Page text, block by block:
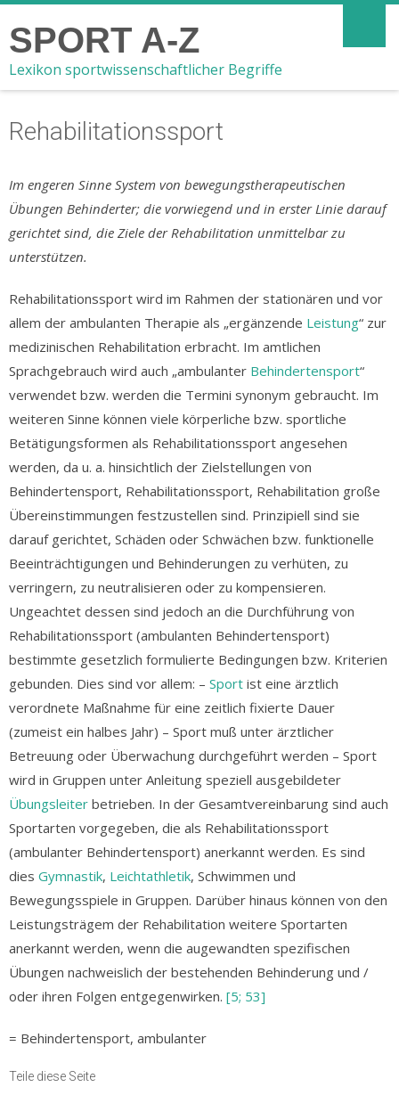
SPORT A-Z
Lexikon sportwissenschaftlicher Begriffe
Rehabilitationssport
Im engeren Sinne System von bewegungstherapeutischen
Übungen Behinderter; die vorwiegend und in erster Linie darauf
gerichtet sind, die Ziele der Rehabilitation unmittelbar zu
unterstützen.
Rehabilitationssport wird im Rahmen der stationären und vor
allem der ambulanten Therapie als „ergänzende Leistung“ zur
medizinischen Rehabilitation erbracht. Im amtlichen
Sprachgebrauch wird auch „ambulanter Behindertensport“
verwendet bzw. werden die Termini synonym gebraucht. Im
weiteren Sinne können viele körperliche bzw. sportliche
Betätigungsformen als Rehabilitationssport angesehen
werden, da u. a. hinsichtlich der Zielstellungen von
Behindertensport, Rehabilitationssport, Rehabilitation große
Übereinstimmungen festzustellen sind. Prinzipiell sind sie
darauf gerichtet, Schäden oder Schwächen bzw. funktionelle
Beeinträchtigungen und Behinderungen zu verhüten, zu
verringern, zu neutralisieren oder zu kompensieren.
Ungeachtet dessen sind jedoch an die Durchführung von
Rehabilitationssport (ambulanten Behindertensport)
bestimmte gesetzlich formulierte Bedingungen bzw. Kriterien
gebunden. Dies sind vor allem: – Sport ist eine ärztlich
verordnete Maßnahme für eine zeitlich fixierte Dauer
(zumeist ein halbes Jahr) – Sport muß unter ärztlicher
Betreuung oder Überwachung durchgeführt werden – Sport
wird in Gruppen unter Anleitung speziell ausgebildeter
Übungsleiter betrieben. In der Gesamtvereinbarung sind auch
Sportarten vorgegeben, die als Rehabilitationssport
(ambulanter Behindertensport) anerkannt werden. Es sind
dies Gymnastik, Leichtathletik, Schwimmen und
Bewegungsspiele in Gruppen. Darüber hinaus können von den
Leistungsträgem der Rehabilitation weitere Sportarten
anerkannt werden, wenn die augewandten spezifischen
Übungen nachweislich der bestehenden Behinderung und /
oder ihren Folgen entgegenwirken. [5; 53]
= Behindertensport, ambulanter
Teile diese Seite